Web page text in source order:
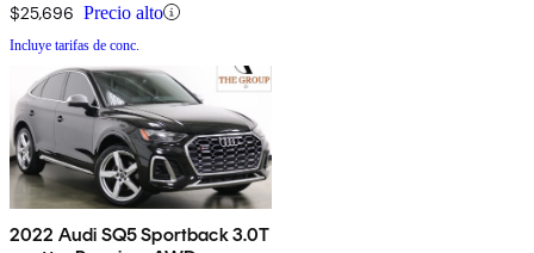
$25,696 Precio alto
Incluye tarifas de conc.
2022 Audi SQ5 Sportback 3.0T